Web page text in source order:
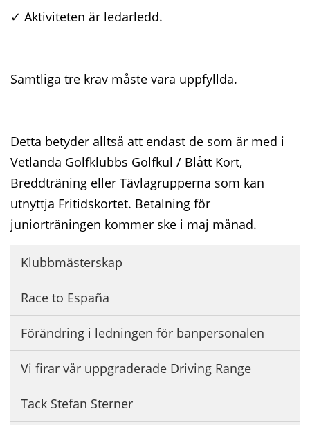
Klubbmästerskap
Race to España
Förändring i ledningen för banpersonalen
Vi firar vår uppgraderade Driving Range
Tack Stefan Sterner
✓ Aktiviteten är ledarledd.
Samtliga tre krav måste vara uppfyllda.
Detta betyder alltså att endast de som är med i
Vetlanda Golfklubbs Golfkul / Blått Kort,
Breddträning eller Tävlagrupperna som kan
utnyttja Fritidskortet. Betalning för
juniorträningen kommer ske i maj månad.